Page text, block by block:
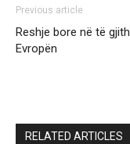
Previous article
Reshje bore në të
Evropën
RELATED ARTICLES